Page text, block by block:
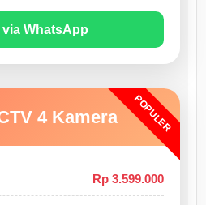
via WhatsApp
POPULER
4 Kamera
Rp 3.599.000